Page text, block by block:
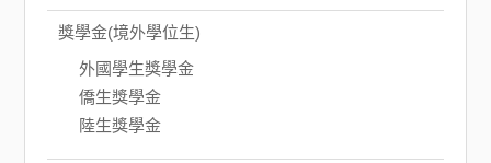
獎學金(境外學位生)
外國學生獎學金
僑生獎學金
陸生獎學金